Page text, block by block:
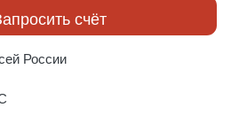
счёт
России